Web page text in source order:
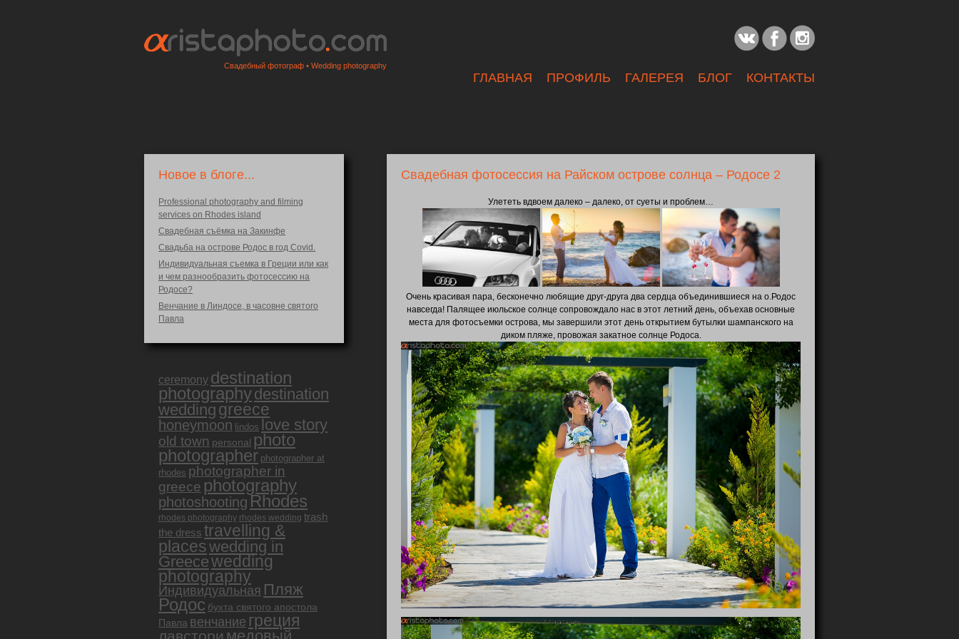
Свадебный фотограф • Wedding photography
ГЛАВНАЯ ПРОФИЛЬ ГАЛЕРЕЯ БЛОГ КОНТАКТЫ
Свадебная фотосессия на Райском острове солнца – Родосе 2
Улететь вдвоем далеко – далеко, от суеты и проблем…
Очень красивая пара, бесконечно любящие друг-друга два сердца объединившиеся на о.Родос
навсегда! Палящее июльское солнце сопровождало нас в этот летний день, объехав основные
места для фотосъемки острова, мы завершили этот день открытием бутылки шампанского на
диком пляже, провожая закатное солнце Родоса.
Новое в блоге...
Professional photography and filming
services on Rhodes island
Свадебная съёмка на Закинфе
Свадьба на острове Родос в год Covid.
Индивидуальная съемка в Греции или как
и чем разнообразить фотосессию на
Родосе?
Венчание в Линдосе, в часовне святого
Павла
ceremony destination
photographydestination
wedding greece
honeymoon lindos love story
old town personal photo
photographer photographer at
rhodes photographer in
greece photography
photoshootingRhodes
rhodes photography rhodes wedding trash
the dress travelling &
placeswedding in
Greecewedding
photography
Индивидуальная Пляж
Родос бухта святого апостола
Павла венчание греция